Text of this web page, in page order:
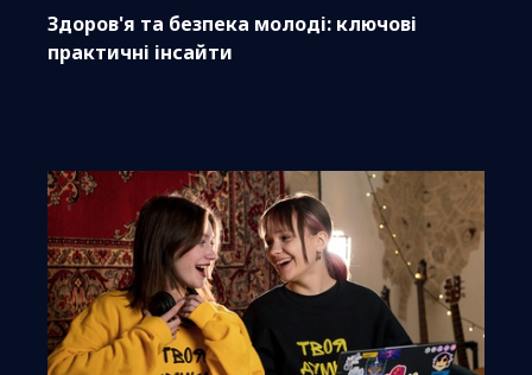
Здоров'я та безпека молоді: ключові
практичні інсайти